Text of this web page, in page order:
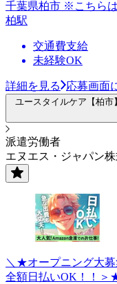
千葉県柏市 ※こちら
柏駅
交通費支給
未経験OK
詳細を見る 応募画面
ユースタイルケア【柏
派遣労働者
エヌエス・ジャパン
＼★オープニング大
全額日払いOK！！＞